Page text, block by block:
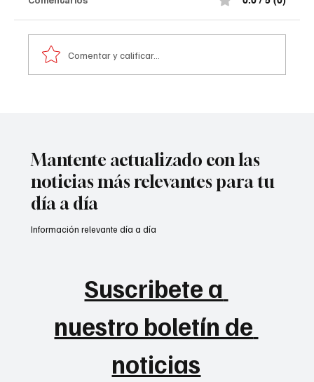
información preliminar, la explosión estuvo
acompañada por ráf@g@s
Comentar y calificar...
Mantente actualizado con las
noticias más relevantes para tu
día a día
Suscribete a
nuestro boletín de
noticias
Información relevante día a día